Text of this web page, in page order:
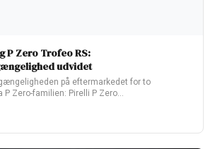
P Zero Trofeo RS:
udvidet
på eftermarkedet for to
P Zero-familien: Pirelli P Zero…